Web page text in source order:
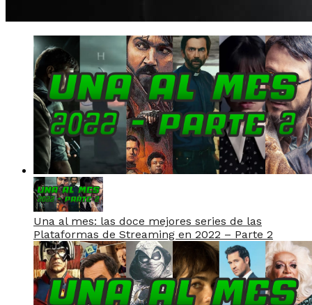
Una al mes: las doce mejores series de las
Plataformas de Streaming en 2022 – Parte 2